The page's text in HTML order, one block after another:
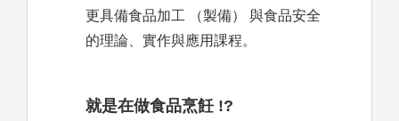
更具備食品加工 （製備） 與食品安全
的理論、實作與應用課程。
就是在做食品烹飪 !?